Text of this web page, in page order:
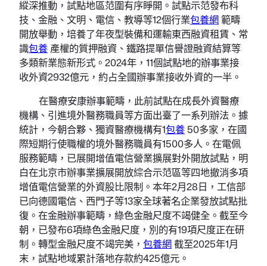
縱深推動，試點地區范圍有序睜開。試點示范發布科
技、金融、文明、電信、教導等12個行業包養網範疇
開放舉動，培養了年夜型裝備和運輸東西融資租賃、常
識包養 產權的質押融資、鐵路提單信譽證融資結算等
多類新業態新形式。2024年，11個試點地的辦事業接
收外資2932億元，約占全國辦事業接收外資的一半。
在醫療安康辦事範疇，此前試點在成長外資醫療
機構、引進境外醫務職員等方面出臺了一系列辦法。據
統計，今朝合夥、獨資醫療機構有1包養 50多家，在國
際短期行使職權的境外醫務職員有1500多人。在電佩
服務範疇，已展開增值電信營業擴展對外開放試點，明
白在北京市辦事業擴展開放綜合示范區等四地撤消多項
增值電信營業的外資股比限制。本年2月28日，工信部
已向德國電信、西門子等13家全球著名企業發放試點批
復。在金融辦事範疇，綠色金融尺度不竭健全。截至今
朝，已發布6項綠色金融尺度，別的有19項尺度正在研
制。轉型金融尺度不竭完美， 包養網截至2025年1月
末，試點地域累計落地存款約425億元。